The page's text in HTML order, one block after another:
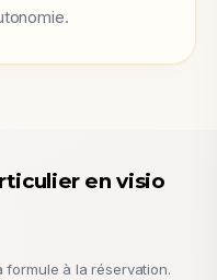
en visio
à la réservation.